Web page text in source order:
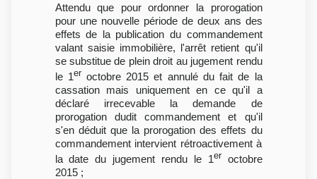
Attendu que pour ordonner la prorogation
pour une nouvelle période de deux ans des
effets de la publication du commandement
valant saisie immobilière, l'arrêt retient qu'il
se substitue de plein droit au jugement rendu
le 1er octobre 2015 et annulé du fait de la
cassation mais uniquement en ce qu'il a
déclaré irrecevable la demande de
prorogation dudit commandement et qu'il
s'en déduit que la prorogation des effets du
commandement intervient rétroactivement à
la date du jugement rendu le 1er
octobre
2015 ;